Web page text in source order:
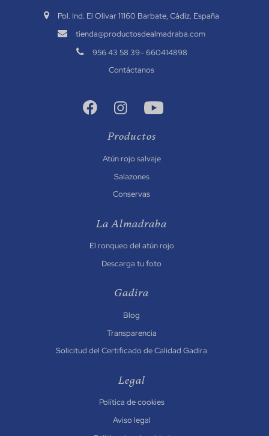
Pol. Ind. El Olivar 11160 Barbate, Cádiz. España
.tienda@productosdealmadraba.com
956 43 58 39–660414898
Contáctanos
Productos
Atún rojo salvaje
Salazones
Conservas
La Almadraba
El ronqueo del atún rojo
Descarga tu foto
Gadira
Blog
Transparencia
Solicitud del Certificado de Calidad Gadira
Legal
Política de cookies
Aviso legal